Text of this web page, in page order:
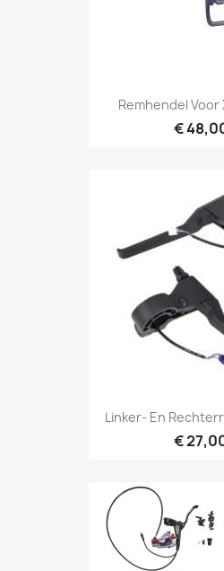
Remhendel Voor
€
Linker- En
€